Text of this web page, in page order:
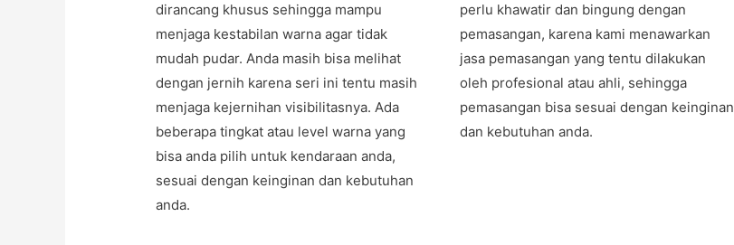
dirancang khusus sehingga mampu
menjaga kestabilan warna agar tidak
mudah pudar. Anda masih bisa melihat
dengan jernih karena seri ini tentu masih
menjaga kejernihan visibilitasnya. Ada
beberapa tingkat atau level warna yang
bisa anda pilih untuk kendaraan anda,
sesuai dengan keinginan dan kebutuhan
anda.
perlu khawatir dan bingung dengan
pemasangan, karena kami menawarkan
jasa pemasangan yang tentu dilakukan
oleh profesional atau ahli, sehingga
pemasangan bisa sesuai dengan keinginan
dan kebutuhan anda.